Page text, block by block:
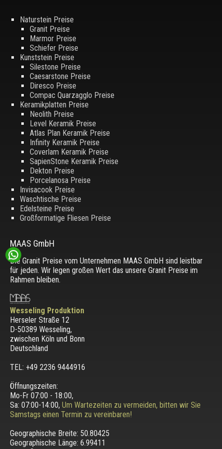
Naturstein Preise
Granit Preise
Marmor Preise
Schiefer Preise
Kunststein Preise
Silestone Preise
Caesarstone Preise
Diresco Preise
Compac Quarzagglo Preise
Keramikplatten Preise
Neolith Preise
Level Keramik Preise
Atlas Plan Keramik Preise
Infinity Keramik Preise
Coverlam Keramik Preise
SapienStone Keramik Preise
Dekton Preise
Porcelanosa Preise
Invisacook Preise
Waschtische Preise
Edelsteine Preise
Großformatige Fliesen Preise
MAAS GmbH
Die Granit Preise vom Unternehmen MAAS GmbH sind leistbar
für jeden. Wir legen großen Wert das unsere Granit Preise im
Rahmen bleiben.
Wesseling Produktion
Herseler Straße 12
D-50389 Wesseling,
zwischen Köln und Bonn
Deutschland
TEL: +49 2236 9444916
Öffnungszeiten:
Mo-Fr 07:00 - 18:00,
Sa: 07:00-14:00, Um Wartezeiten zu vermeiden, bitten wir Sie
Samstags einen Termin zu vereinbaren!
Geographische Breite: 50.80425
Geographische Länge: 6.99411